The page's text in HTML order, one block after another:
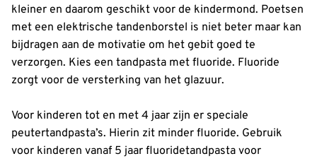
kleiner en daarom geschikt voor de kindermond. Poetsen
met een elektrische tandenborstel is niet beter maar kan
bijdragen aan de motivatie om het gebit goed te
verzorgen. Kies een tandpasta met fluoride. Fluoride
zorgt voor de versterking van het glazuur.
Voor kinderen tot en met 4 jaar zijn er speciale
peutertandpasta’s. Hierin zit minder fluoride. Gebruik
voor kinderen vanaf 5 jaar fluoridetandpasta voor